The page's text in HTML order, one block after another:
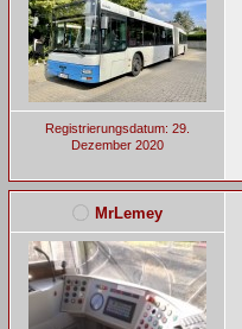
Registrierungsdatum: 29.
Dezember 2020
MrLemey